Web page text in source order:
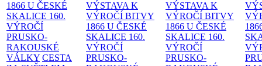
1866 U ČESKÉ
SKALICE 160.
VÝROČÍ
PRUSKO-
RAKOUSKÉ
VÁLKY CESTA
VÝSTAVA K
VÝROČÍ BITVY
1866 U ČESKÉ
SKALICE 160.
VÝROČÍ
PRUSKO-
VÝSTAVA K
VÝROČÍ BITVY
1866 U ČESKÉ
SKALICE 160.
VÝROČÍ
PRUSKO-